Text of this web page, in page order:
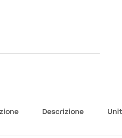
Descrizione